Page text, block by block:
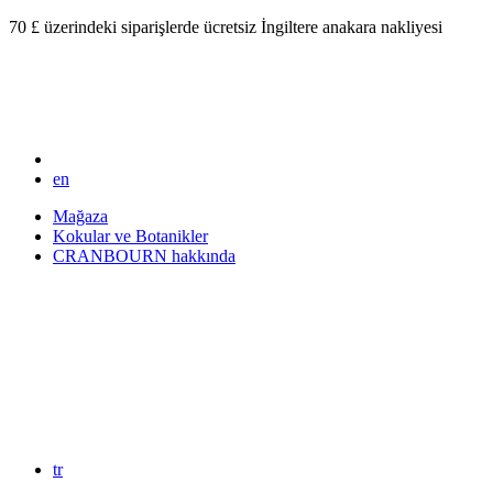
70 £ üzerindeki siparişlerde ücretsiz İngiltere anakara nakliyesi
en
Mağaza
Kokular ve Botanikler
CRANBOURN hakkında
tr